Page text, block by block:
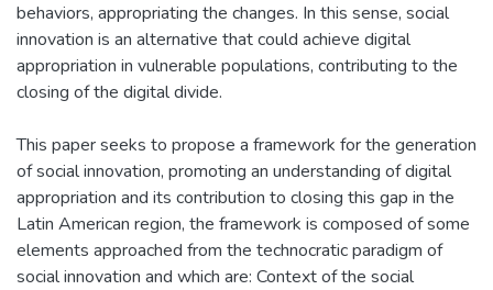
behaviors, appropriating the changes. In this sense, social
innovation is an alternative that could achieve digital
appropriation in vulnerable populations, contributing to the
closing of the digital divide.
This paper seeks to propose a framework for the generation
of social innovation, promoting an understanding of digital
appropriation and its contribution to closing this gap in the
Latin American region, the framework is composed of some
elements approached from the technocratic paradigm of
social innovation and which are: Context of the social